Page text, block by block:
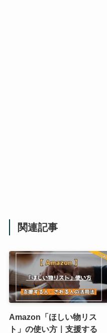
関連記事
Amazon「ほしい物リス
ト」の使い方｜支援する